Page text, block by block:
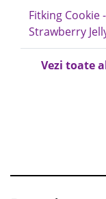
Fitking Cookie
Strawberry
Vezi toate